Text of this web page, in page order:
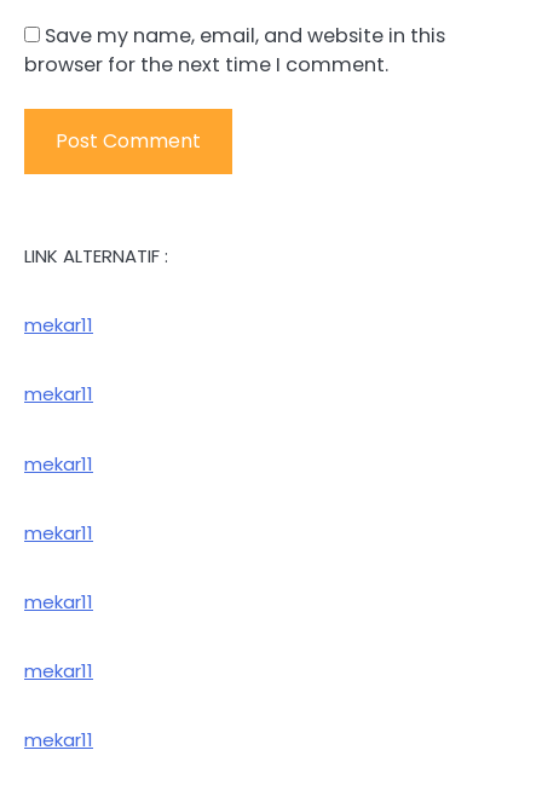
Save my name, email, and website in this
browser for the next time I comment.
LINK ALTERNATIF :
mekar11
mekar11
mekar11
mekar11
mekar11
mekar11
mekar11